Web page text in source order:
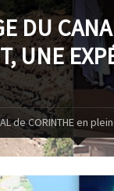
DU
UNE
de CORINTHE en